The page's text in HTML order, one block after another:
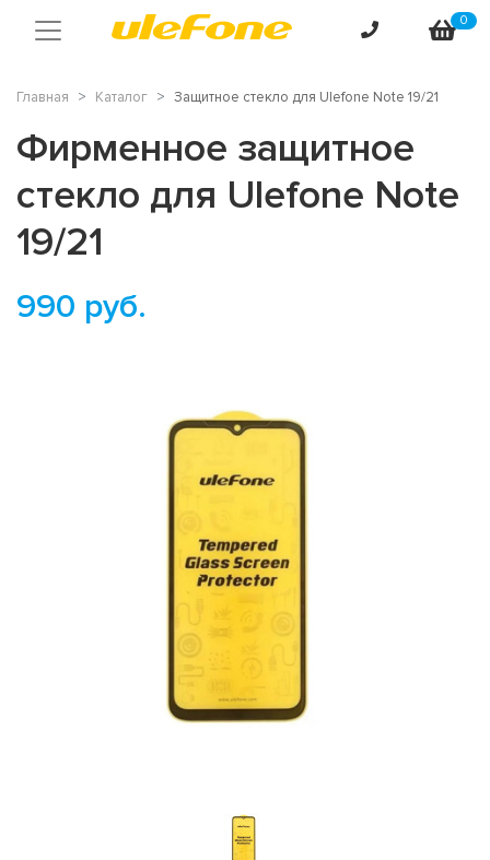
0
Главная Каталог Защитное стекло для Ulefone Note 19/21
Фирменное защитное
стекло для Ulefone Note
19/21
990 руб.